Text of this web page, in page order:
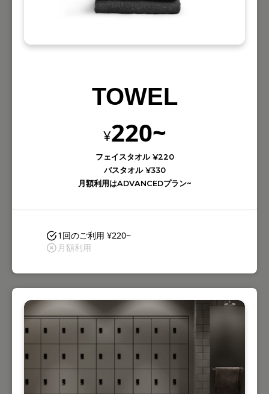
TOWEL
¥220~
フェイスタオル ¥220
バスタオル ¥330
月額利用はADVANCEDプラン~
1回のご利用 ¥220~
月額利用